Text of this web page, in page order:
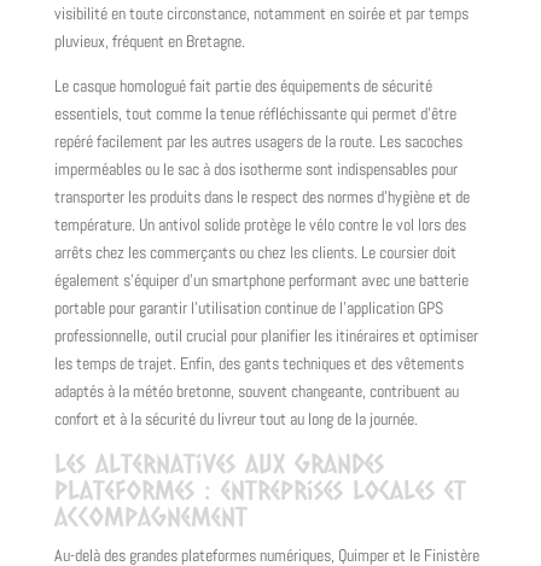
visibilité en toute circonstance, notamment en soirée et par temps
pluvieux, fréquent en Bretagne.
Le casque homologué fait partie des équipements de sécurité
essentiels, tout comme la tenue réfléchissante qui permet d'être
repéré facilement par les autres usagers de la route. Les sacoches
imperméables ou le sac à dos isotherme sont indispensables pour
transporter les produits dans le respect des normes d'hygiène et de
température. Un antivol solide protège le vélo contre le vol lors des
arrêts chez les commerçants ou chez les clients. Le coursier doit
également s'équiper d'un smartphone performant avec une batterie
portable pour garantir l'utilisation continue de l'application GPS
professionnelle, outil crucial pour planifier les itinéraires et optimiser
les temps de trajet. Enfin, des gants techniques et des vêtements
adaptés à la météo bretonne, souvent changeante, contribuent au
confort et à la sécurité du livreur tout au long de la journée.
Les alternatives aux grandes
plateformes : entreprises locales et
accompagnement
Au-delà des grandes plateformes numériques, Quimper et le Finistère